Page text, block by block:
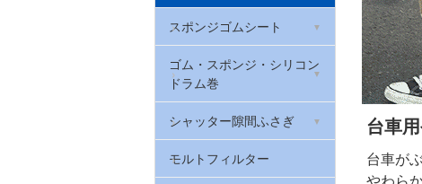
クッションラバー
ウレタンゴム
マグネットゴム
EPDMゴム
シリコンゴム
制振ゴム(ハネナイト)
W波ゴムクッション
防振・滑り止めゲル
厚さ2mm
厚さ3mm
厚さ5mm
厚さ0.2mm
厚さ0.3mm
防振クッションゴム(筒状)
ゴム栓
Oリング(オーリング・パッ
キン)
戸当たりゴム・カーストッ
パー(ゴムクッション)
スポンジゴムシート
EPDMスポンジゴム
天然ゴム系スポンジゴム
スリムフレックス(ポロン
スポンジ)
ゴム・スポンジ・シリコン
ドラム巻
トンネンルゴム
シャッター隙間ふさぎ
シャッター取っ手
モルトフィルター
台車
台車が
やわら